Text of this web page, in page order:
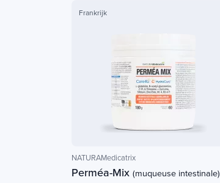
Frankrijk
NATURAMedicatrix
Perméa-Mix (muqueuse intestinale)